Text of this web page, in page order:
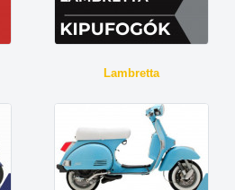
Lambretta